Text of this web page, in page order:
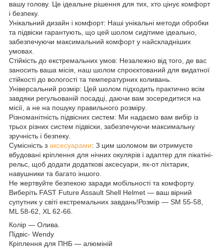
вашу голову. Це ідеальне рішення для тих, хто цінує комфорт
і безпеку.
Унікальний дизайн і комфорт: Наші унікальні методи обробки
та підвіски гарантують, що цей шолом сидітиме ідеально,
забезпечуючи максимальний комфорт у найскладніших
умовах.
Стійкість до екстремальних умов: Незалежно від того, де вас
заносить ваша місія, наш шолом спроєктований для видатної
стійкості до вологості та температурних коливань.
Універсальний розмір: Цей шолом підходить практично всім
завдяки регульованій посадці, даючи вам зосередитися на
місії, а не на пошуку правильного розміру.
Різноманітність підвісних систем: Ми надаємо вам вибір із
трьох різних систем підвіски, забезпечуючи максимальну
зручність і безпеку.
Сумісність з аксесуарами: З цим шоломом ви отримуєте
вбудовані кріплення для нічних окулярів і адаптер для пікатіні-
рельс, щоб додати додаткові аксесуари, як-от ліхтарик,
навушники та багато іншого.
Не жертвуйте безпекою заради мобільності та комфорту.
Виберіть FAST Future Assault Shell Helmet — ваш вірний
супутник у світі екстремальних завдань!Розмір — SM 55-58,
ML 58-62, XL 62-66.
Колір — Олива.
Підвіс- Wendy
Кріплення для ПНБ — алюміній